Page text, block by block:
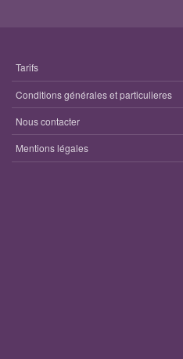
Tarifs
Conditions générales et particulieres
Nous contacter
Mentions légales